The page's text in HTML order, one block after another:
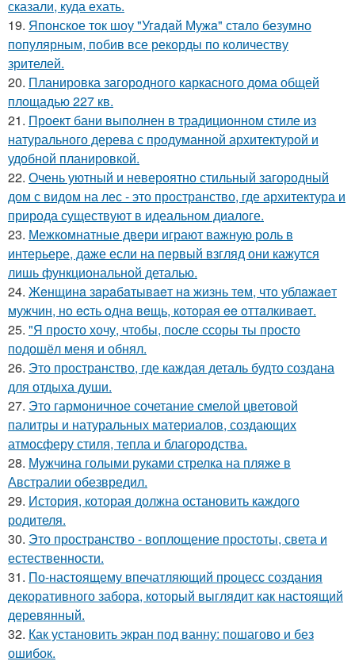
сказали, куда ехать.
19. Японское ток шоу "Угaдaй Мужa" стaло безумно
популярным, побив все рекорды по количеству
зрителей.
20. Планировка загородного каркасного дома общей
площадью 227 кв.
21. Проект бани выполнен в традиционном стиле из
натурального дерева с продуманной архитектурой и
удобной планировкой.
22. Очень уютный и невероятно стильный загородный
дом с видом на лес - это пространство, где архитектура и
природа существуют в идеальном диалоге.
23. Межкомнатные двери играют важную роль в
интерьере, даже если на первый взгляд они кажутся
лишь функциональной деталью.
24. Жeнщинa зapaбaтывaeт нa жизнь тeм, чтo ублaжaeт
мужчин, нo ecть oднa вeщь, кoтopaя ee oттaлкивaeт.
25. "Я просто хочу, чтобы, после ссоры ты просто
подошёл меня и обнял.
26. Это пространство, где каждая деталь будто создана
для отдыха души.
27. Это гармоничное сочетание смелой цветовой
палитры и натуральных материалов, создающих
атмосферу стиля, тепла и благородства.
28. Мужчина голыми руками стрелка на пляже в
Австралии обезвредил.
29. История, которая должна остановить каждого
родителя.
30. Это пространство - воплощение простоты, света и
естественности.
31. По-настоящему впечатляющий процесс создания
декоративного забора, который выглядит как настоящий
деревянный.
32. Как установить экран под ванну: пошагово и без
ошибок.